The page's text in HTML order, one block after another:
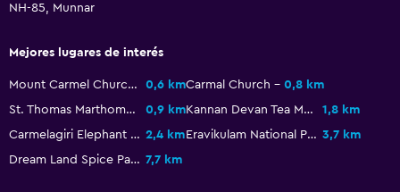
NH-85, Munnar
Mejores lugares de interés
Mount Carmel Church 0,6 kmCarmal Church
0,8 km
St. Thomas Marthoma
0,9 km Kannan Devan Tea Museum
1,8 km
Carmelagiri Elephant Park 2,4 km Eravikulam National Park 3,7 km
Dream Land Spice Park 7,7 km